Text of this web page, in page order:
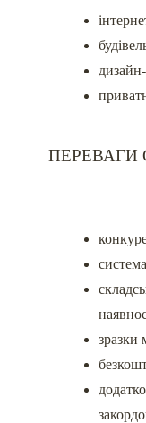
дизайн-
ПЕРЕВАГИ
зразки